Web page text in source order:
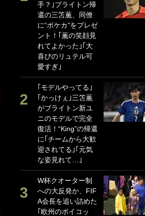
手？｣ブライトン帰
還の三笘薫、同僚
に“ポケカ”をプレゼ
ント！｢薫の笑顔見
れてよかった｣｢大
喜びのリュテル可
愛すぎ｣
｢モデルやってる｣
｢かっけぇ｣三笘薫
がブライトン新ユ
ニのモデルで完全
復活！“King”の帰還
に｢チームから大歓
迎されてる｣｢元気
な姿見れて…｣
W杯クオーター制
への大反発か、FIF
A会長を追い詰めた
｢欧州のボイコッ